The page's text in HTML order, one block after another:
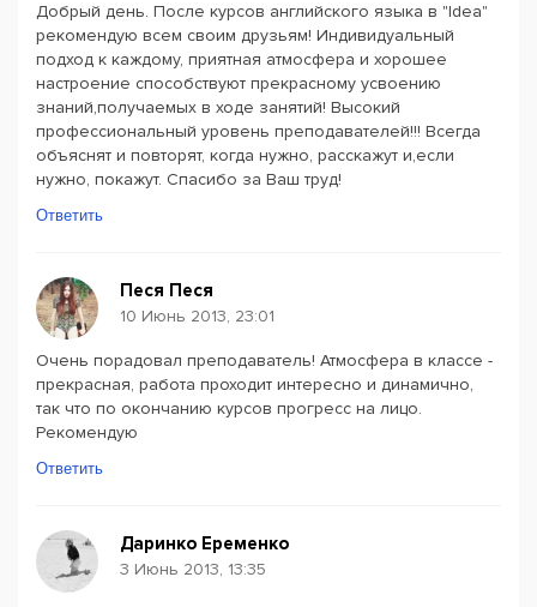
Добрый день. После курсов английского языка в "Idea"
рекомендую всем своим друзьям! Индивидуальный
подход к каждому, приятная атмосфера и хорошее
настроение способствуют прекрасному усвоению
знаний,получаемых в ходе занятий! Высокий
профессиональный уровень преподавателей!!! Всегда
объяснят и повторят, когда нужно, расскажут и,если
нужно, покажут. Спасибо за Ваш труд!
Ответить
Песя Песя
10 Июнь 2013, 23:01
Очень порадовал преподаватель! Атмосфера в классе -
прекрасная, работа проходит интересно и динамично,
так что по окончанию курсов прогресс на лицо.
Рекомендую
Ответить
Даринко Еременко
3 Июнь 2013, 13:35